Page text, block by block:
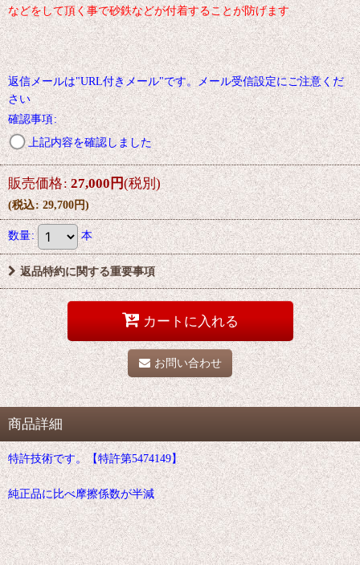
などをして頂く事で砂鉄などが付着することが防げます
返信メールは"URL付きメール"です。メール受信設定にご注意くだ
さい
確認事項:
上記内容を確認しました
販売価格: 27,000円(税別)
(税込: 29,700円)
数量: 本
返品特約に関する重要事項
カートに入れる
お問い合わせ
商品詳細
特許技術です。【特許第5474149】
純正品に比べ摩擦係数が半減